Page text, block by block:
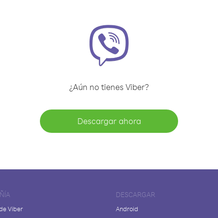
¿Aún no tienes Viber?
Descargar ahora
Viber
DESCARGAR
Android